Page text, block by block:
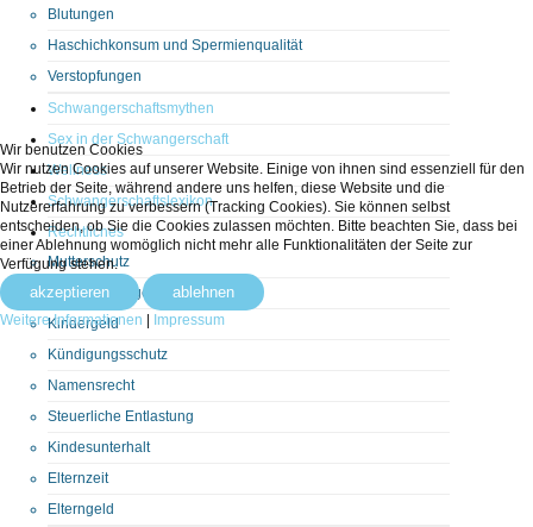
Blutungen
Haschichkonsum und Spermienqualität
Verstopfungen
Schwangerschaftsmythen
Sex in der Schwangerschaft
Wellness
Schwangerschaftslexikon
Rechtliches
Mutterschutz
Mutterschaftsgeld
Kindergeld
Kündigungsschutz
Namensrecht
Steuerliche Entlastung
Kindesunterhalt
Elternzeit
Elterngeld
Wir benutzen Cookies
Wir nutzen Cookies auf unserer Website. Einige von ihnen sind essenziell für den
Betrieb der Seite, während andere uns helfen, diese Website und die
Nutzererfahrung zu verbessern (Tracking Cookies). Sie können selbst
entscheiden, ob Sie die Cookies zulassen möchten. Bitte beachten Sie, dass bei
einer Ablehnung womöglich nicht mehr alle Funktionalitäten der Seite zur
Verfügung stehen.
akzeptieren ablehnen
Weitere Informationen | Impressum